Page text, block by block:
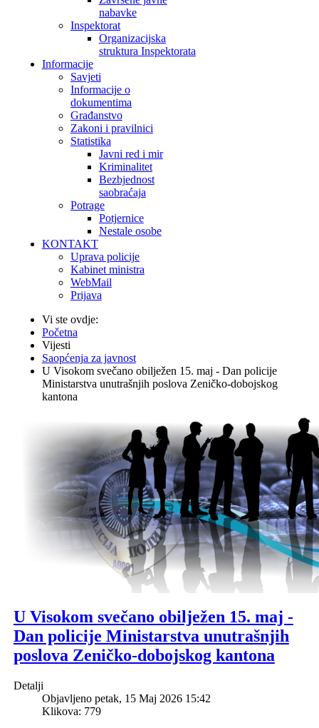
nabavke
Inspektorat
Organizacijska
struktura Inspektorata
Informacije
Savjeti
Informacije o
dokumentima
Građanstvo
Zakoni i pravilnici
Statistika
Javni red i mir
Kriminalitet
Bezbjednost
saobraćaja
Potrage
Potjernice
Nestale osobe
KONTAKT
Uprava policije
Kabinet ministra
WebMail
Prijava
Vi ste ovdje:
Početna
Vijesti
Saopćenja za javnost
U Visokom svečano obilježen 15. maj - Dan policije
Ministarstva unutrašnjih poslova Zeničko-dobojskog
kantona
U Visokom svečano obilježen 15. maj -
Dan policije Ministarstva unutrašnjih
poslova Zeničko-dobojskog kantona
Detalji
Objavljeno petak, 15 Maj 2026 15:42
Klikova: 779